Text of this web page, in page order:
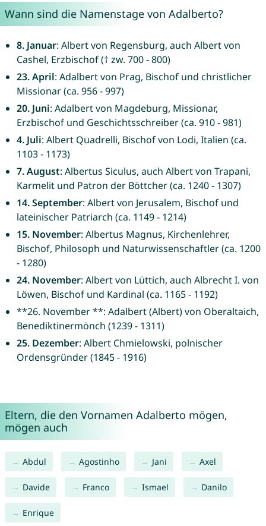
Wann sind die Namenstage von Adalberto?
8. Januar: Albert von Regensburg, auch Albert von
Cashel, Erzbischof († zw. 700 - 800)
23. April: Adalbert von Prag, Bischof und christlicher
Missionar (ca. 956 - 997)
20. Juni: Adalbert von Magdeburg, Missionar,
Erzbischof und Geschichtsschreiber (ca. 910 - 981)
4. Juli: Albert Quadrelli, Bischof von Lodi, Italien (ca.
1103 - 1173)
7. August: Albertus Siculus, auch Albert von Trapani,
Karmelit und Patron der Böttcher (ca. 1240 - 1307)
14. September: Albert von Jerusalem, Bischof und
lateinischer Patriarch (ca. 1149 - 1214)
15. November: Albertus Magnus, Kirchenlehrer,
Bischof, Philosoph und Naturwissenschaftler (ca. 1200
- 1280)
24. November: Albert von Lüttich, auch Albrecht I. von
Löwen, Bischof und Kardinal (ca. 1165 - 1192)
**26. November **: Adalbert (Albert) von Oberaltaich,
Benediktinermönch (1239 - 1311)
25. Dezember: Albert Chmielowski, polnischer
Ordensgründer (1845 - 1916)
Eltern, die den Vornamen Adalberto mögen,
mögen auch
Abdul Agostinho Jani Axel
Davide Franco Ismael Danilo
Enrique